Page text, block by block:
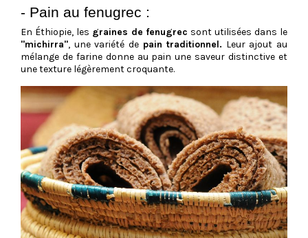
- Pain au fenugrec :
En Éthiopie, les graines de fenugrec sont utilisées dans le
"michirra", une variété de pain traditionnel. Leur ajout au
mélange de farine donne au pain une saveur distinctive et
une texture légèrement croquante.